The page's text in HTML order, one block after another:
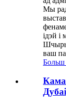
Мы
ідэй і
Шчыры
ваш
Больш
Дубаі